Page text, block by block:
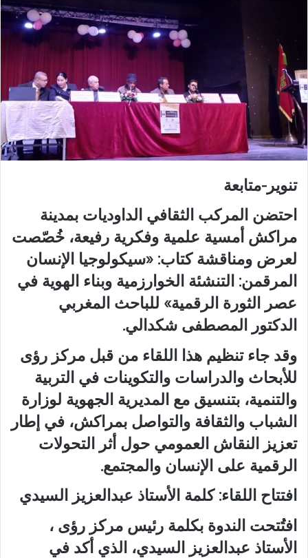
تنوير-متابعة
احتضن المركب الثقافي الداوديات بمدينة
مراكش أمسية علمية وفكرية رفيعة، خُصّصت
لعرض ومناقشة كتاب: «سيكولوجيا الإنسان
المرقمن: التنشئة الخوارزمية وبناء الهوية في
عصر الثورة الرقمية» للباحث المغربي
الدكتور المصطفى شكدالي.
وقد جاء تنظيم هذا اللقاء من قبل مركز رؤى
للأبحاث والدراسات والتكوينات في التربية
والتنمية، بتنسيق مع المديرية الجهوية لوزارة
الشباب والثقافة والتواصل بمراكش، في إطار
تعزيز النقاش العمومي حول أثر التحولات
الرقمية على الإنسان والمجتمع.
افتتاح اللقاء: كلمة الأستاذ عبدالعزيز السيدي
افتُتحت الندوة بكلمة رئيس مركز رؤى ،
الأستاذ عبدالعزيز السيدي، الذي أكد في